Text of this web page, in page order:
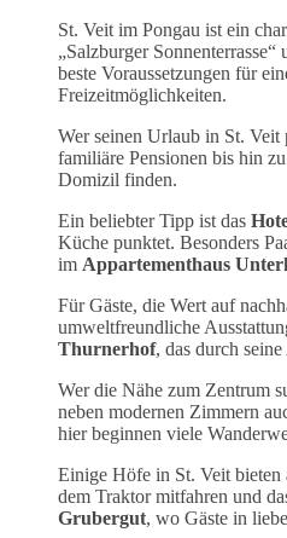
St. Veit im Pongau ist ein
„Salzburger
beste Voraussetzungen für
Freizeitmöglichkeiten.
Wer seinen Urlaub in St.
familiäre Pensionen bis hin
Domizil finden.
Ein beliebter Tipp ist das
Küche punktet. Besonders
im Appartementhaus
Für Gäste, die Wert auf
umweltfreundliche
Thurnerhof, das durch
Wer die Nähe zum Zentrum
neben modernen Zimmern
hier beginnen viele
Einige Höfe in St. Veit
dem Traktor mitfahren und
Grubergut, wo Gäste in